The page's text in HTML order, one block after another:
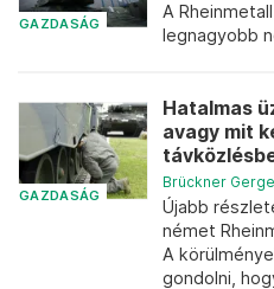
GAZDASÁG
A
legnagyobb
GAZDASÁG
Hatalmas
avagy mit
Brückner
Újabb
német
A
gondolni,